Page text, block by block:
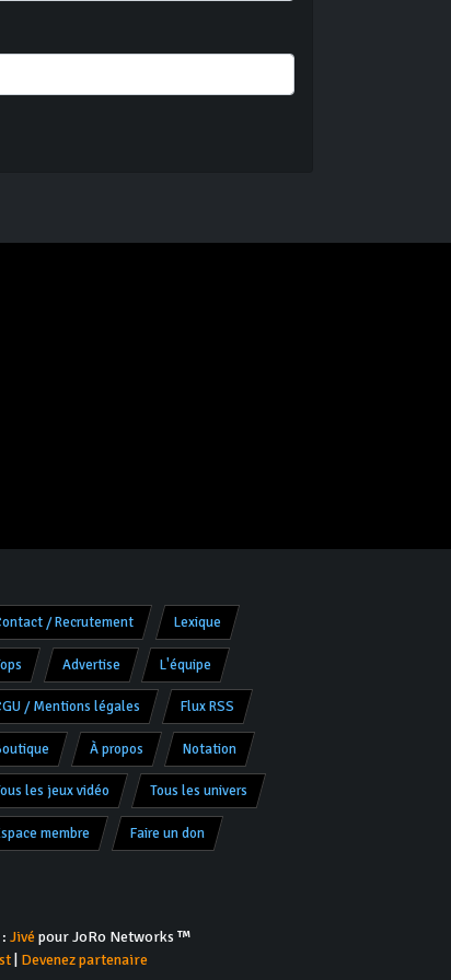
/ Recrutement Lexique
Advertise L'équipe
/ Mentions légales Flux RSS
À propos Notation
les jeux vidéo Tous les univers
membre Faire un don
Jivépour JoRo Networks ™
| Devenez partenaire